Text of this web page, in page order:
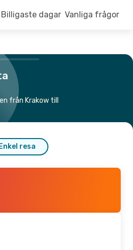
Billigaste dagar Vanliga frågor
från Krakow till
Enkel resa